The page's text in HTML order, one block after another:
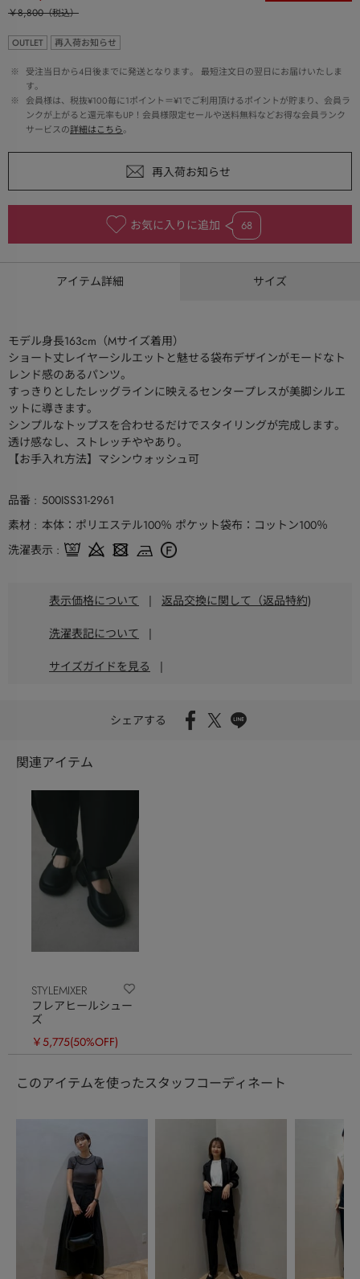
￥8,800（税込）
OUTLET 再入荷お知らせ
※
受注当日から4日後までに発送となります。 最短注文日の翌日にお届けいたしま
す。
※
会員様は、税抜¥100毎に1ポイント＝¥1でご利用頂けるポイントが貯まり、会員ラ
ンクが上がると還元率もUP！会員様限定セールや送料無料などお得な会員ランク
サービスの詳細はこちら。
お気に入りに追加 68
アイテム詳細 サイズ
モデル身長163cm（Mサイズ着用）
ショート丈レイヤーシルエットと魅せる袋布デザインがモードなト
レンド感のあるパンツ。
すっきりとしたレッグラインに映えるセンタープレスが美脚シルエ
ットに導きます。
シンプルなトップスを合わせるだけでスタイリングが完成します。
透け感なし、ストレッチややあり。
【お手入れ方法】マシンウォッシュ可
品番
500ISS31-2961
素材
本体：ポリエステル100％ ポケット袋布：コットン100％
洗濯表示
表示価格について | 返品交換に関して（返品特約)
洗濯表記について |
サイズガイドを見る |
シェアする
関連アイテム
STYLEMIXER
フレアヒールシュー
ズ
￥5,775(50%OFF)
このアイテムを使ったスタッフコーディネート